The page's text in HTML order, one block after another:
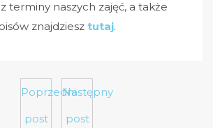
terminy naszych zajęć, a także
znajdziesz tutaj.
Poprzedni
post
Następny
post